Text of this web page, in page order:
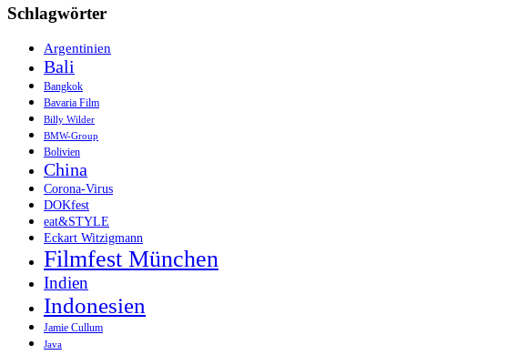
Schlagwörter
Argentinien
Bali
Bangkok
Bavaria Film
Billy Wilder
BMW-Group
Bolivien
China
Corona-Virus
DOKfest
eat&STYLE
Eckart Witzigmann
Filmfest München
Indien
Indonesien
Jamie Cullum
Java